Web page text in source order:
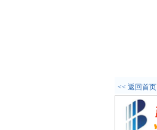
<< 返回首页